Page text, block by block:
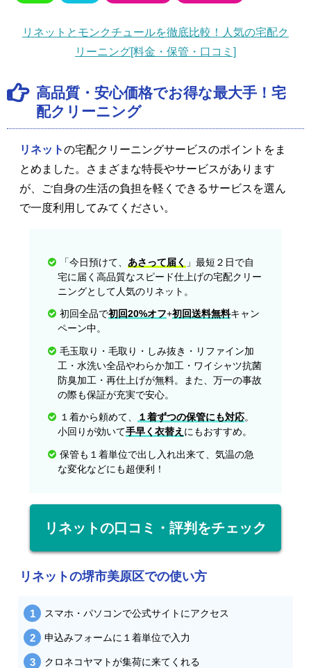
リネットとモンクチュールを徹底比較！人気の宅配ク
リーニング[料金・保管・口コミ]
高品質・安心価格でお得な最大手！宅
配クリーニング
リネットの宅配クリーニングサービスのポイントをま
とめました。さまざまな特長やサービスがあります
が、ご自身の生活の負担を軽くできるサービスを選ん
で一度利用してみてください。
「今日預けて、 あさって届く 」最短２日で自
宅に届く高品質なスピード仕上げの宅配クリー
ニングとして人気のリネット。
初回全品で初回20%オフ+初回送料無料キャン
ペーン中。
毛玉取り・毛取り・しみ抜き・リファイン加
工・水洗い全品やわらか加工・ワイシャツ抗菌
防臭加工・再仕上げが無料。また、万一の事故
の際も保証が充実で安心。
１着から頼めて、 １着ずつの保管にも対応。
小回りが効いて手早く衣替え にもおすすめ。
保管も１着単位で出し入れ出来て、気温の急
な変化などにも超便利！
リネットの口コミ・評判をチェック
リネットの堺市美原区での使い方
スマホ・パソコンで公式サイトにアクセス
申込みフォームに１着単位で入力
クロネコヤマトが集荷に来てくれる